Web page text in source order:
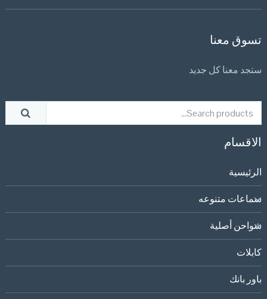
تسوق معنا
ستجد معنا كل جديد
الاقسام
الرئيسية
سماعات متنوعه
شواحن أصلية
كابلات
باور بانك